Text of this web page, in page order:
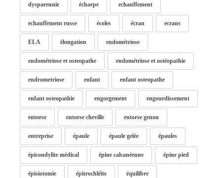
dyspareunie écharpe echauffement
echauffement russe écoles écran ecrans
ELA élongation endométriose
endométriose et osteopathe endométriose et ostéopathie
endrometriose enfant enfant osteopathe
enfant osteopathie engorgement engourdissement
entorse entorse cheville entorse genou
entreprise épaule épaule gelée épaules
épicondylite médical épine calcanéenne épine pied
épisiotomie épitrochléite équilibre